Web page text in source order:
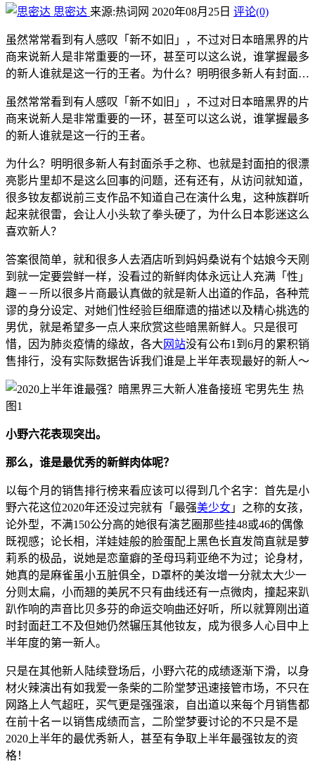
思密达 来源:热词网 2020年08月25日 评论(0)
虽然常常看到有人感叹「新不如旧」，不过对日本暗黑界的片
商来说新人是非常重要的一环，甚至可以这么说，谁掌握最多
的新人谁就是这一行的王者。为什么？明明很多新人有封面…
虽然常常看到有人感叹「新不如旧」，不过对日本暗黑界的片
商来说新人是非常重要的一环，甚至可以这么说，谁掌握最多
的新人谁就是这一行的王者。
为什么？明明很多新人有封面杀手之称、也就是封面拍的很漂
亮影片里却不是这么回事的问题，还有还有，从访问就知道，
很多钕友都说前三支作品不知道自己在演什么鬼，这种族群听
起来就很雷，会让人小头软了拳头硬了，为什么日本影迷这么
喜欢新人？
答案很简单，就和很多人去酒店听到妈妈桑说有个姑娘今天刚
到就一定要尝鲜一样，没看过的新鲜肉体永远让人充满「性」
趣－－所以很多片商最认真做的就是新人出道的作品，各种荒
谬的身分设定、对她们性经验巨细靡遗的描述以及精心挑选的
男优，就是希望多一点人来欣赏这些暗黑新鲜人。只是很可
惜，因为肺炎疫情的缘故，各大 网站没有公布1到6月的累积销
售排行，没有实际数据告诉我们谁是上半年表现最好的新人～
小野六花表现突出。
那么，谁是最优秀的新鲜肉体呢？
以每个月的销售排行榜来看应该可以得到几个名字：首先是小
野六花这位2020年还没过完就有「最强美少女 」之称的女孩，
论外型，不满150公分高的她很有演艺圈那些挂48或46的偶像
既视感；论长相，洋娃娃般的脸蛋配上黑色长直发简直就是萝
莉系的极品，说她是恋童癖的圣母玛莉亚绝不为过；论身材，
她真的是麻雀虽小五脏俱全，D罩杯的美汝增一分就太大少一
分则太扁，小而翘的美尻不只有曲线还有一点微肉，撞起来趴
趴作响的声音比贝多芬的命运交响曲还好听，所以就算刚出道
时封面赶工不及但她仍然辗压其他钕友，成为很多人心目中上
半年度的第一新人。
只是在其他新人陆续登场后，小野六花的成绩逐渐下滑，以身
材火辣演出有如我爱一条柴的二阶堂梦迅速接管市场，不只在
网路上人气超旺，买气更是强强滚，自出道以来每个月销售都
在前十名ー以销售成绩而言，二阶堂梦要讨论的不只是不是
2020上半年的最优秀新人，甚至有争取上半年最强钕友的资
格！